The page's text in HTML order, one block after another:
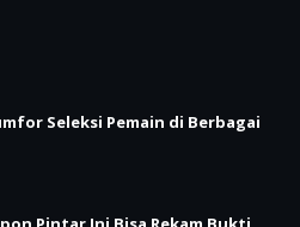
Seleksi Pemain di Berbagai